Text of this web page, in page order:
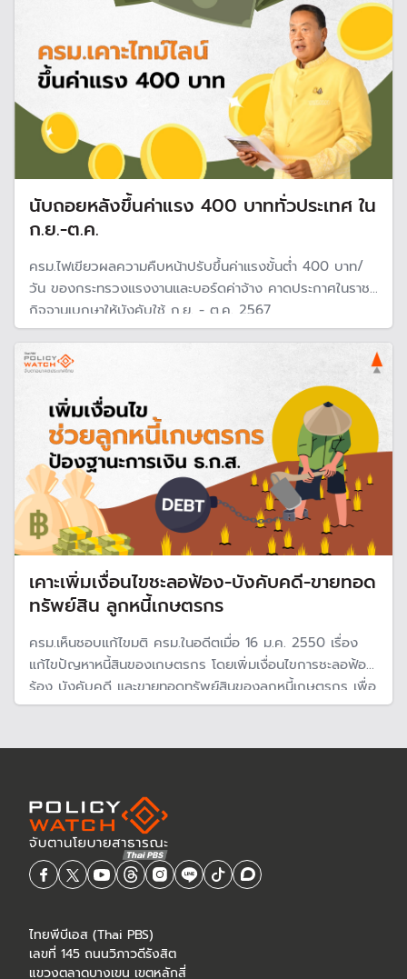
นับถอยหลังขึ้นค่าแรง 400 บาททั่วประเทศ ใน
ก.ย.-ต.ค.
ครม.ไฟเขียวผลความคืบหน้าปรับขึ้นค่าแรงขั้นต่ำ 400 บาท/
วัน ของกระทรวงแรงงานและบอร์ดค่าจ้าง คาดประกาศในราช
กิจจานุเบกษาให้บังคับใช้ ก.ย. - ต.ค. 2567
เคาะเพิ่มเงื่อนไขชะลอฟ้อง-บังคับคดี-ขายทอด
ทรัพย์สิน ลูกหนี้เกษตรกร
ครม.เห็นชอบแก้ไขมติ ครม.ในอดีตเมื่อ 16 ม.ค. 2550 เรื่อง
แก้ไขปัญหาหนี้สินของเกษตรกร โดยเพิ่มเงื่อนไขการชะลอฟ้อง
ร้อง บังคับคดี และขายทอดทรัพย์สินของลูกหนี้เกษตรกร เพื่อ
ไม่ให้กระทบฐานะทางการเงิน ธ.ก.ส.
ไทยพีบีเอส (Thai PBS)
เลขที่ 145 ถนนวิภาวดีรังสิต
แขวงตลาดบางเขน เขตหลักสี่